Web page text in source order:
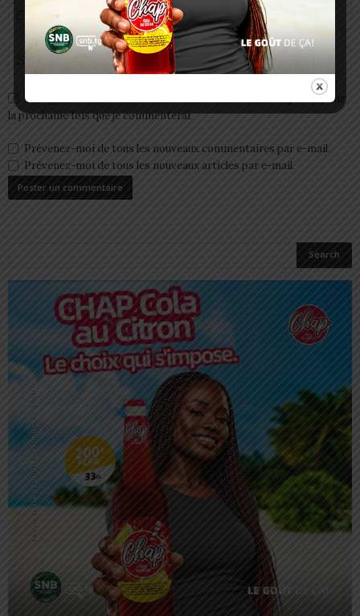
Enregistrer mon nom, email et site web dans ce navigateur pour
la prochaine fois que je commenterai.
Prévenez-moi de tous les nouveaux commentaires par e-mail.
Prévenez-moi de tous les nouveaux articles par e-mail.